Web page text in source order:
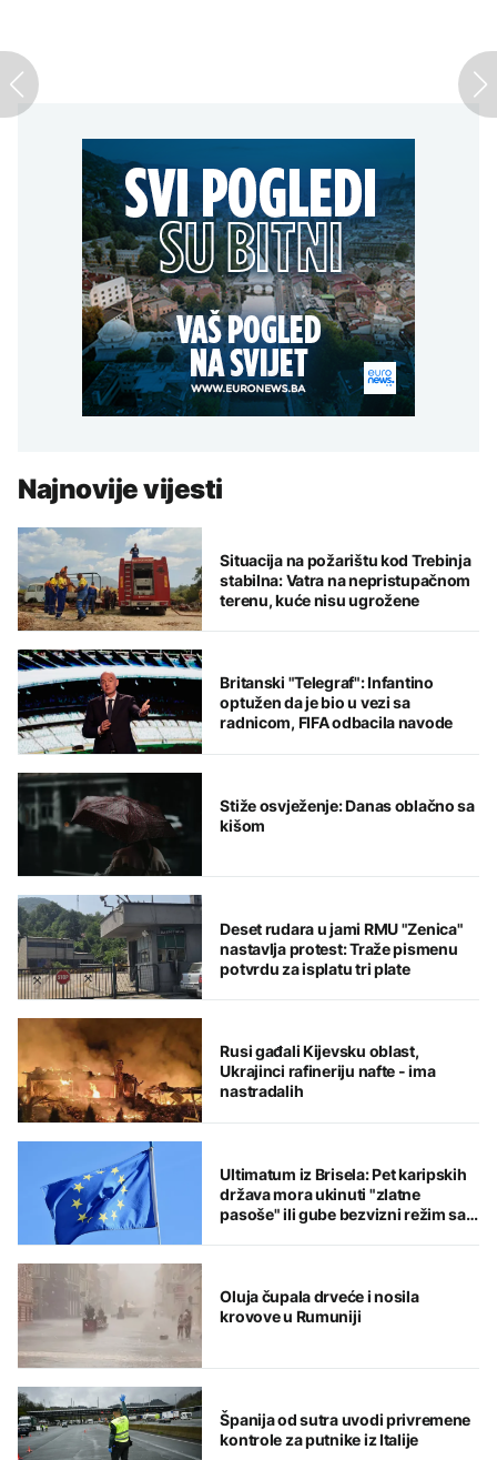
Najnovije vijesti
Situacija na požarištu kod Trebinja
stabilna: Vatra na nepristupačnom
terenu, kuće nisu ugrožene
Britanski "Telegraf": Infantino
optužen da je bio u vezi sa
radnicom, FIFA odbacila navode
Stiže osvježenje: Danas oblačno sa
kišom
Deset rudara u jami RMU "Zenica"
nastavlja protest: Traže pismenu
potvrdu za isplatu tri plate
Rusi gađali Kijevsku oblast,
Ukrajinci rafineriju nafte - ima
nastradalih
Ultimatum iz Brisela: Pet karipskih
država mora ukinuti "zlatne
pasoše" ili gube bezvizni režim sa
Oluja čupala drveće i nosila
krovove u Rumuniji
Španija od sutra uvodi privremene
kontrole za putnike iz Italije